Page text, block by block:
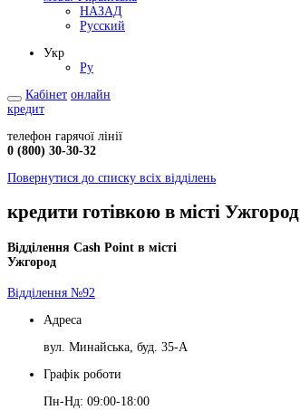
НАЗАД
Русский
Укр
Ру
Кабінет онлайн
кредит
телефон гарячої лінії
0 (800) 30-30-32
Повернутися до списку всіх відділень
кредити готівкою в місті Ужгород
Відділення Cash Point в місті
Ужгород
Відділення №92
Адреса
вул. Минайська, буд. 35-А
Графік роботи
Пн-Нд: 09:00-18:00